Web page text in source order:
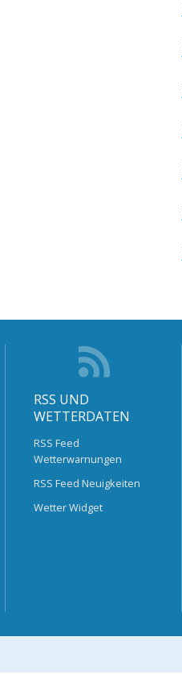
RSS UND
WETTERDATEN
RSS Feed
Wetterwarnungen
RSS Feed Neuigkeiten
Wetter Widget